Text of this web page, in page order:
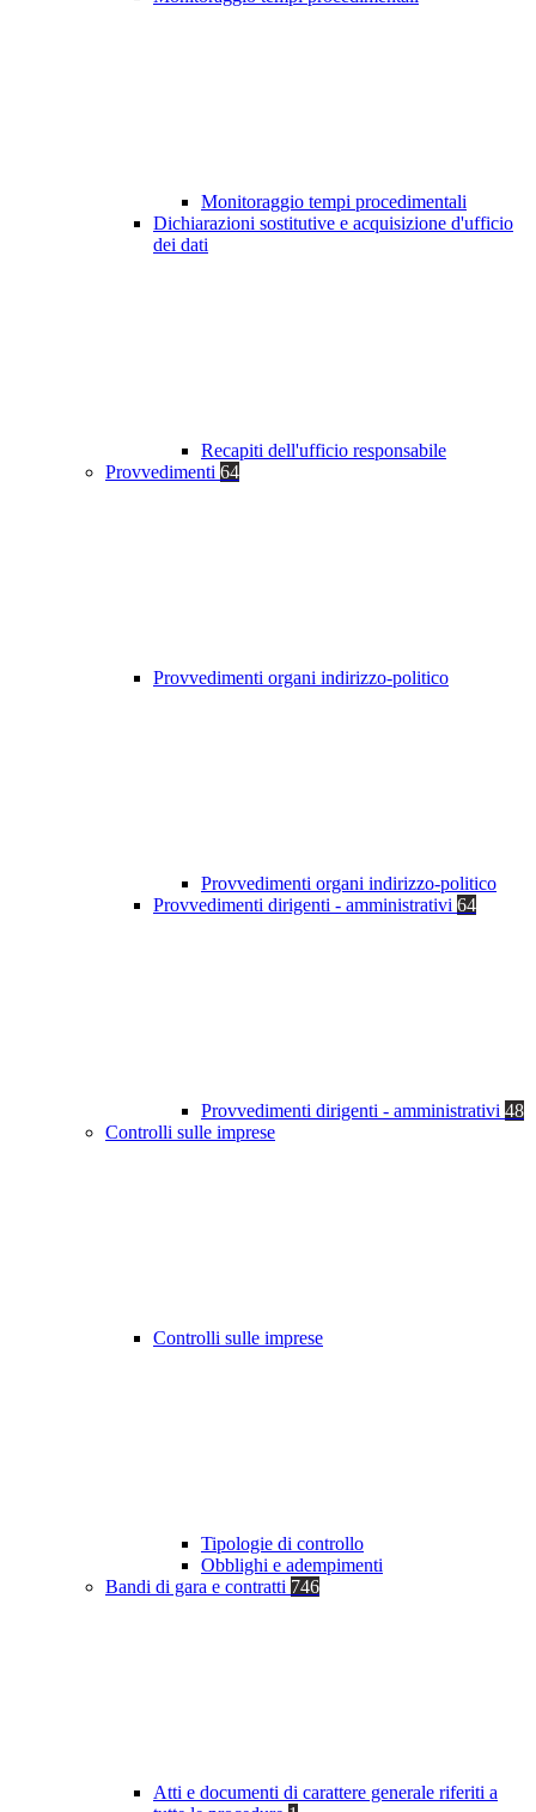
Monitoraggio tempi procedimentali
Dichiarazioni sostitutive e acquisizione d'ufficio
dei dati
Recapiti dell'ufficio responsabile
Provvedimenti 64
Provvedimenti organi indirizzo-politico
Provvedimenti organi indirizzo-politico
Provvedimenti dirigenti - amministrativi 64
Provvedimenti dirigenti - amministrativi 48
Controlli sulle imprese
Controlli sulle imprese
Tipologie di controllo
Obblighi e adempimenti
Bandi di gara e contratti 746
Atti e documenti di carattere generale riferiti a